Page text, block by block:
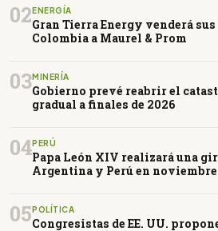
02 ENERGÍA
Gran Tierra Energy venderá
Colombia a Maurel & Prom
03MINERÍA
Gobierno prevé reabrir el
gradual a finales de 2026
04PERÚ
Papa León XIV realizará una
Argentina y Perú en noviembre
05 POLÍTICA
Congresistas de EE. UU.